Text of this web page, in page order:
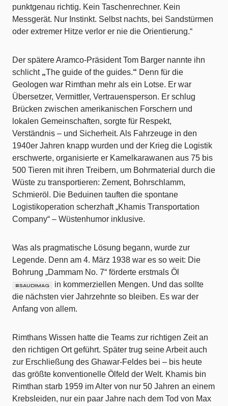
punktgenau richtig. Kein Taschenrechner. Kein
Messgerät. Nur Instinkt. Selbst nachts, bei Sandstürmen
oder extremer Hitze verlor er nie die Orientierung.“
Der spätere Aramco-Präsident Tom Barger nannte ihn
schlicht „The guide of the guides.“ Denn für die
Geologen war Rimthan mehr als ein Lotse. Er war
Übersetzer, Vermittler, Vertrauensperson. Er schlug
Brücken zwischen amerikanischen Forschern und
lokalen Gemeinschaften, sorgte für Respekt,
Verständnis – und Sicherheit. Als Fahrzeuge in den
1940er Jahren knapp wurden und der Krieg die Logistik
erschwerte, organisierte er Kamelkarawanen aus 75 bis
500 Tieren mit ihren Treibern, um Bohrmaterial durch die
Wüste zu transportieren: Zement, Bohrschlamm,
Schmieröl. Die Beduinen tauften die spontane
Logistikoperation scherzhaft „Khamis Transportation
Company“ – Wüstenhumor inklusive.
Was als pragmatische Lösung begann, wurde zur
Legende. Denn am 4. März 1938 war es so weit: Die
Bohrung „Dammam No. 7“ förderte erstmals Öl
#SAUDIMAG
in kommerziellen Mengen. Und das sollte
die nächsten vier Jahrzehnte so bleiben. Es war der
Anfang von allem.
Rimthans Wissen hatte die Teams zur richtigen Zeit an
den richtigen Ort geführt. Später trug seine Arbeit auch
zur Erschließung des Ghawar-Feldes bei – bis heute
das größte konventionelle Ölfeld der Welt. Khamis bin
Rimthan starb 1959 im Alter von nur 50 Jahren an einem
Krebsleiden, nur ein paar Jahre nach dem Tod von Max